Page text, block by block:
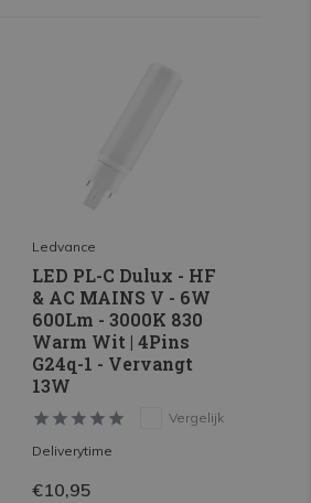
Ledvance
LED PL-C Dulux - HF
& AC MAINS V - 6W
600Lm - 3000K 830
Warm Wit | 4Pins
G24q-1 - Vervangt
13W
Vergelijk
Deliverytime
€10,95